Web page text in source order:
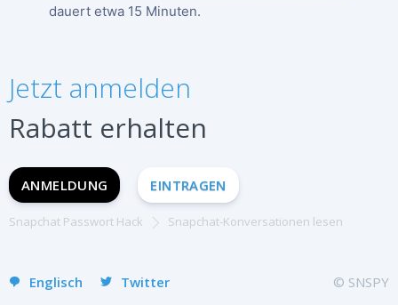
dauert etwa 15 Minuten.
Jetzt anmelden
Rabatt erhalten
ANMELDUNG EINTRAGEN
Snapchat Passwort Hack Snapchat-Konversationen lesen
Englisch
Français
中文
Portuguese (Brazil)
Хинди हिन्दी
Italiano
Twitter © SNSPY